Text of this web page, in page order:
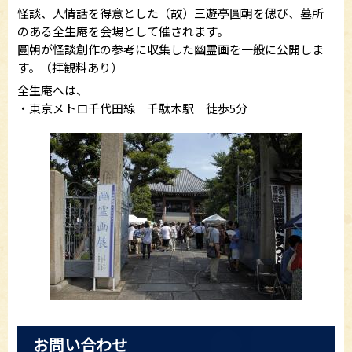
怪談、人情話を得意とした（故）三遊亭圓朝を偲び、墓所
のある全生庵を会場として催されます。
圓朝が怪談創作の参考に収集した幽霊画を一般に公開しま
す。（拝観料あり）
全生庵へは、
・東京メトロ千代田線 千駄木駅 徒歩5分
お問い合わせ